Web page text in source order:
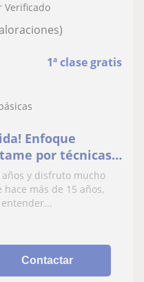
1ª clase gratis
Verificado
Enfoque
por técnicas
motivación y
y disfruto mucho
más de 15 años,
Contactar